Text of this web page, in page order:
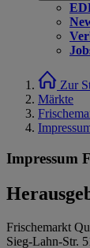
Zur
Märkte
Impressum
Frischemarkt
Sieg-Lahn-Str.